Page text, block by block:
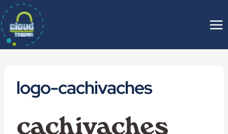
Saltar
al
contenido
logo-cachivaches